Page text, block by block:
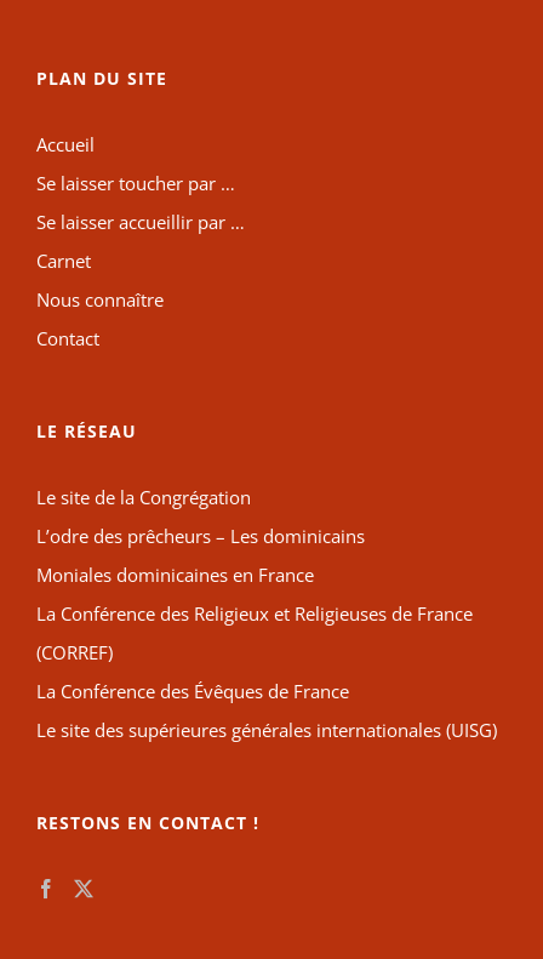
PLAN DU SITE
Accueil
Se laisser toucher par …
Se laisser accueillir par …
Carnet
Nous connaître
Contact
LE RÉSEAU
Le site de la Congrégation
L’odre des prêcheurs – Les dominicains
Moniales dominicaines en France
La Conférence des Religieux et Religieuses de France
(CORREF)
La Conférence des Évêques de France
Le site des supérieures générales internationales (UISG)
RESTONS EN CONTACT !